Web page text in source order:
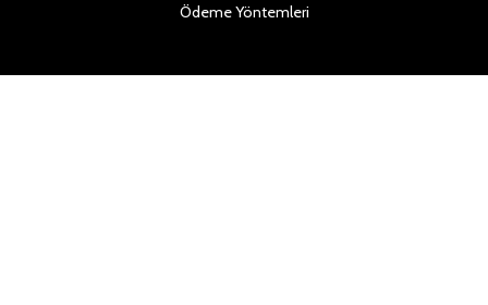
Ödeme Yöntemleri